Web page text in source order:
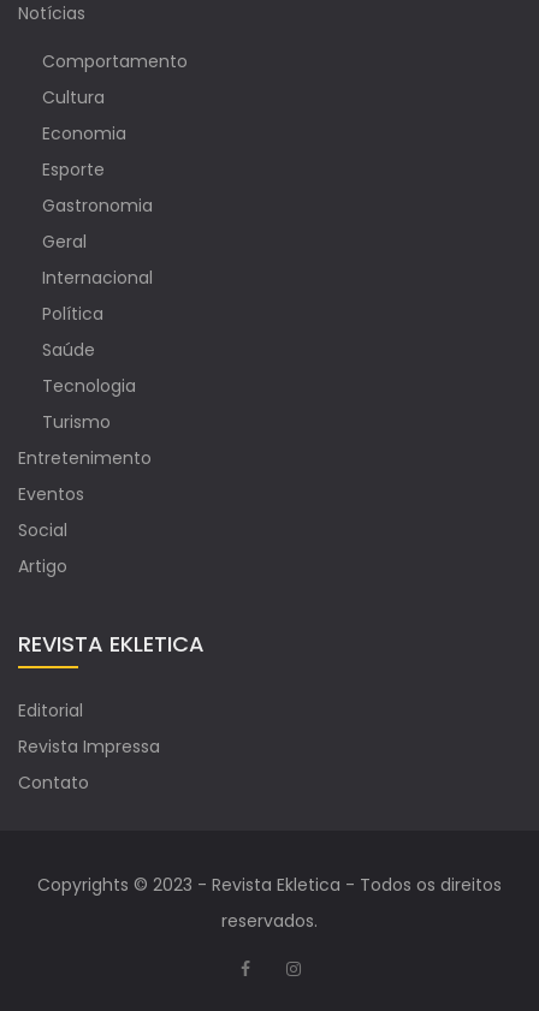
Notícias
Comportamento
Cultura
Economia
Esporte
Gastronomia
Geral
Internacional
Política
Saúde
Tecnologia
Turismo
Entretenimento
Eventos
Social
Artigo
REVISTA EKLETICA
Editorial
Revista Impressa
Contato
Copyrights © 2023 - Revista Ekletica - Todos os direitos
reservados.